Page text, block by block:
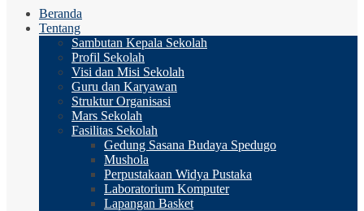
Beranda
Tentang
Sambutan Kepala Sekolah
Profil Sekolah
Visi dan Misi Sekolah
Guru dan Karyawan
Struktur Organisasi
Mars Sekolah
Fasilitas Sekolah
Gedung Sasana Budaya Spedugo
Mushola
Perpustakaan Widya Pustaka
Laboratorium Komputer
Lapangan Basket